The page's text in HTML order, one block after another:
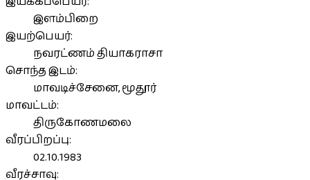
இளம்பிறை
இயற்பெயர்:
நவரட்ணம் தியாகராசா
சொந்த இடம்:
மாவடிச்சேனை, மூதூர்
மாவட்டம்:
திருகோணமலை
வீரப்பிறப்பு:
02.10.1983
வீரச்சாவு: